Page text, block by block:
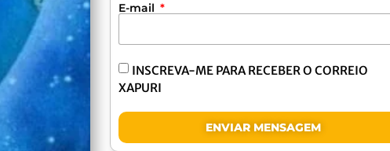
E-mail
INSCREVA-ME PARA RECEBER O CORREIO
XAPURI
ENVIAR MENSAGEM